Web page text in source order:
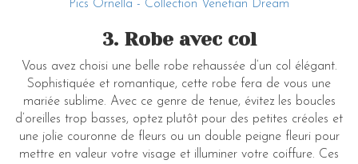
Pics Ornella - Collection Venetian Dream
3. Robe avec col
Vous avez choisi une belle robe rehaussée d’un col élégant.
Sophistiquée et romantique, cette robe fera de vous une
mariée sublime. Avec ce genre de tenue, évitez les boucles
d’oreilles trop basses, optez plutôt pour des petites créoles et
une jolie couronne de fleurs ou un double peigne fleuri pour
mettre en valeur votre visage et illuminer votre coiffure. Ces